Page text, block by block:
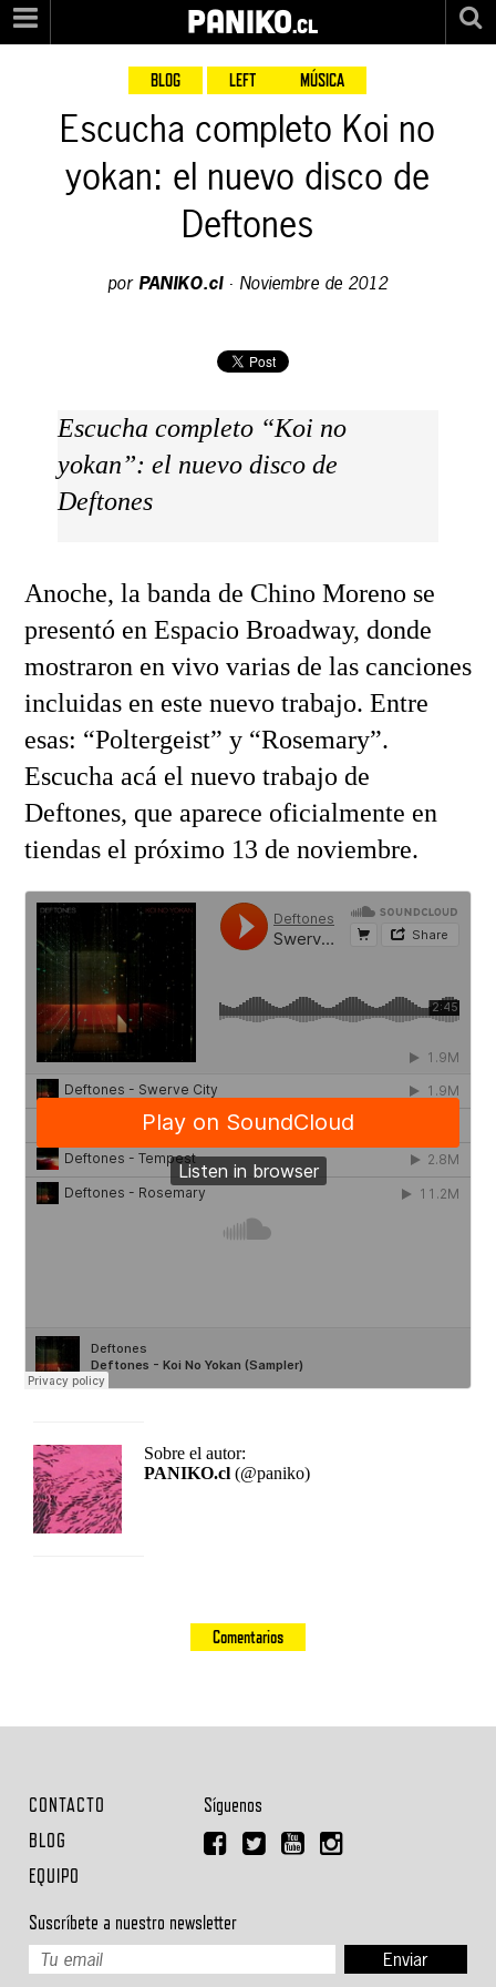
PANIKO.cl
BLOG LEFT MÚSICA
Escucha completo Koi no
yokan: el nuevo disco de
Deftones
por PANIKO.cl· Noviembre de 2012
Escucha completo “Koi no
yokan”: el nuevo disco de
Deftones
Anoche, la banda de Chino Moreno se
presentó en Espacio Broadway, donde
mostraron en vivo varias de las canciones
incluidas en este nuevo trabajo. Entre
esas: “Poltergeist” y “Rosemary”.
Escucha acá el nuevo trabajo de
Deftones, que aparece oficialmente en
tiendas el próximo 13 de noviembre.
Sobre el autor:
PANIKO.cl (@paniko)
Comentarios
CONTACTO
BLOG
EQUIPO
Síguenos
Suscríbete a nuestro newsletter